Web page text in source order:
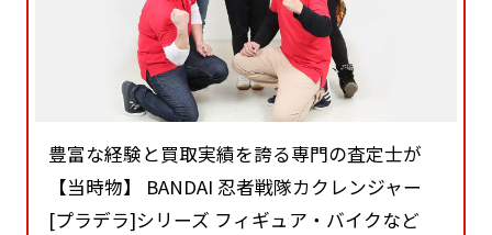
豊富な経験と買取実績を誇る専門の査定士が
【当時物】 BANDAI 忍者戦隊カクレンジャー
[プラデラ]シリーズ フィギュア・バイクなど